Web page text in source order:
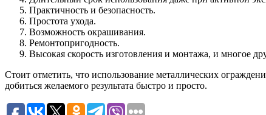
Практичность и безопасность.
Простота ухода.
Возможность окрашивания.
Ремонтопригодность.
Высокая скорость изготовления и монтажа, и многое
Стоит отметить, что использование металлических
добиться желаемого результата быстро и просто.